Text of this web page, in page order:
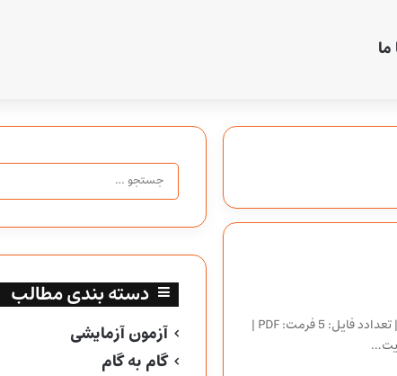
ما
نام جزوه: فیزیک | دسته بندی: جزوه | تعدادد فایل: 5 فرمت: PDF |
دسته بندی مطالب
آزمون آزمایشی
گام به گام